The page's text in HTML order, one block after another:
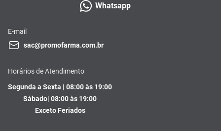
Whatsapp
E-mail
sac@promofarma.com.br
Horários de Atendimento
Segunda a Sexta | 08:00 às 19:00
Sábado| 08:00 às 19:00
Exceto Feriados